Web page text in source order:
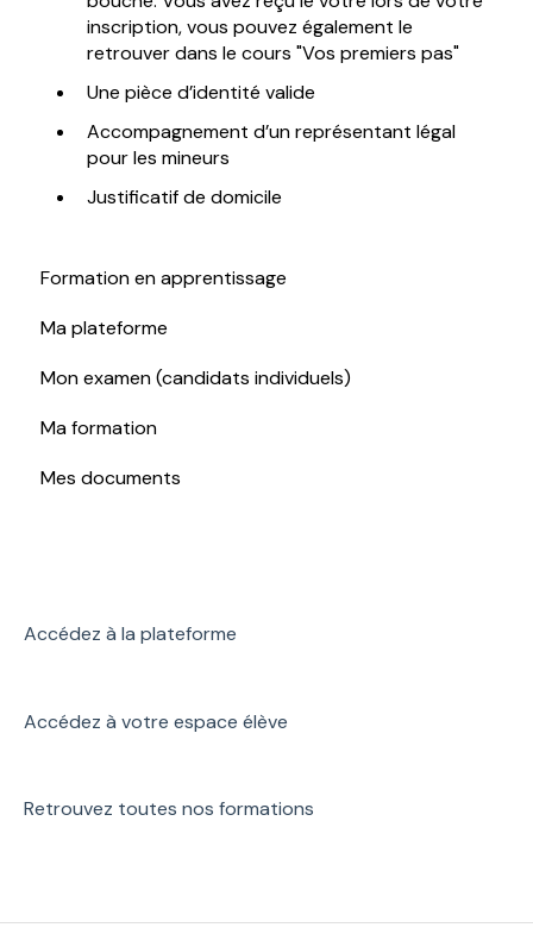
inscription, vous pouvez également le
retrouver dans le cours "Vos premiers pas"
Une pièce d’identité valide
Accompagnement d’un représentant légal
pour les mineurs
Justificatif de domicile
Formation en apprentissage
Ma plateforme
Mon examen (candidats individuels)
Ma formation
Mes documents
Accédez à la plateforme
Accédez à votre espace élève
Retrouvez toutes nos formations